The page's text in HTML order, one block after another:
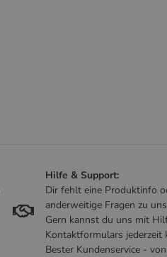
Hilfe & Support:
Dir fehlt eine Produktinfo
anderweitige Fragen zu
Gern kannst du uns mit
Kontaktformulars jederzeit
Bester Kundenservice -